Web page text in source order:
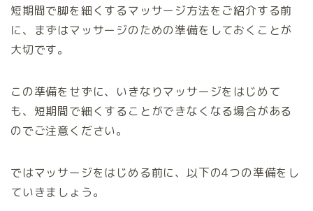
短期間で脚を細くするマッサージ方法をご紹介する前
に、まずはマッサージのための準備をしておくことが
大切です。
この準備をせずに、いきなりマッサージをはじめて
も、短期間で細くすることができなくなる場合がある
のでご注意ください。
ではマッサージをはじめる前に、以下の4つの準備をし
ていきましょう。